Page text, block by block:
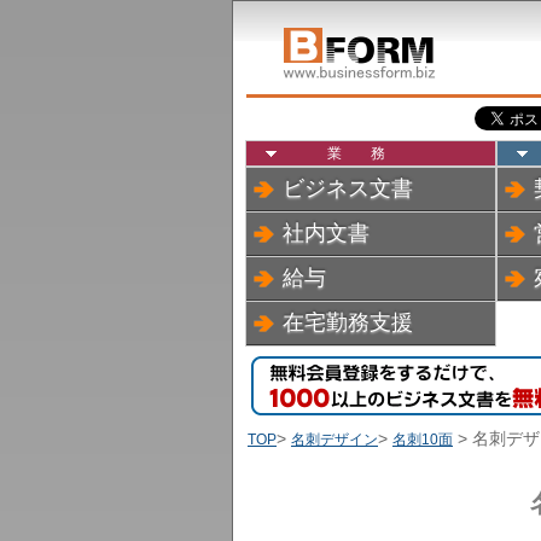
業務
ビジネス文書
社内文書
給与
在宅勤務支援
TOP> 名刺デザイン> 名刺10面 > 名刺デ